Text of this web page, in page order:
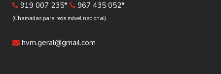
919 007 235* 967 435 052*
(Chamadas para rede móvel nacional)
hvm.geral@gmail.com